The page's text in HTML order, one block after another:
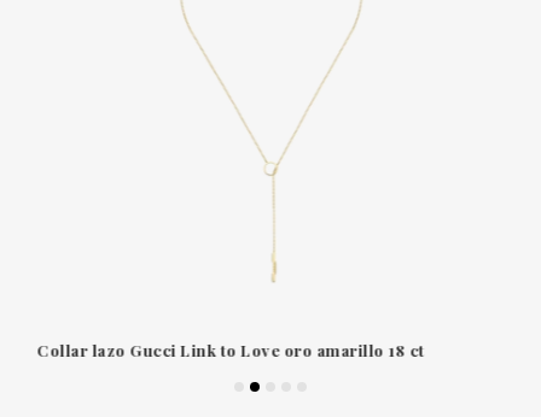
Collar lazo Gucci Link to Love oro amarillo 18 ct